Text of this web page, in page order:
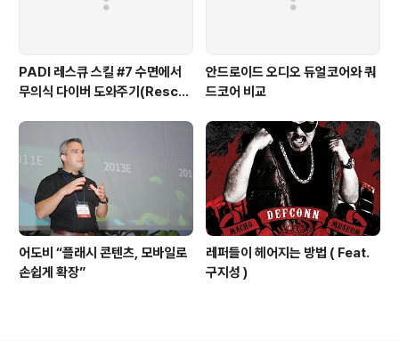
PADI 레스큐 스킬 #7 수면에서
무의식 다이버 도와주기(Rescu
e Diver at the S
안드로이드 오디오 듀얼코어와 쿼
드코어 비교
어도비 “플래시 콘텐츠, 모바일로
손쉽게 확장”
레퍼들이 헤어지는 방법 ( Feat.
구지성 )